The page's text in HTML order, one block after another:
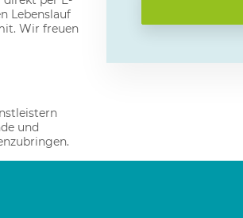
Lebenslauf
Wir freuen
und